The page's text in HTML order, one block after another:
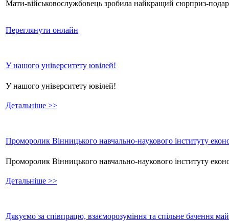
Мати-військовослужбовець зробила найкращий сюрприз-
Переглянути онлайн
У нашого університету ювілей!
У нашого університету ювілей!
Детальніше >>
Проморолик Вінницького навчально-наукового інституту
Проморолик Вінницького навчально-наукового інституту
Детальніше >>
Дякуємо за співпрацю, взаєморозуміння та спільне бачення